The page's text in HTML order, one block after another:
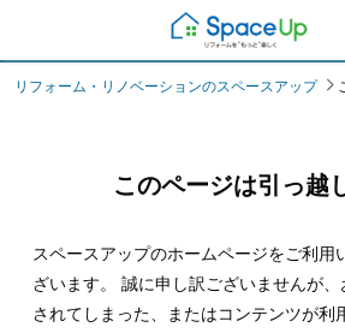
このページは引っ越
リフォーム・リノベーションのスペースアップ
このページは引っ越
スペースアップのホームページをご利用
ざいます。
誠に申し訳ございませんが
されてしまった、またはコンテンツが利